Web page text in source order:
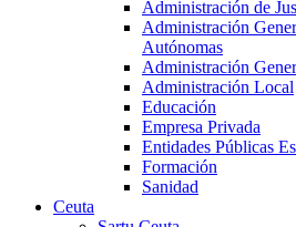
Administración de
Administración
Autónomas
Administración
Administración Local
Educación
Empresa Privada
Entidades Públicas
Formación
Sanidad
Ceuta